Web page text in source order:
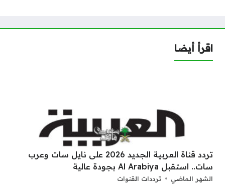
اقرأ أيضا
تردد قناة العربية الجديد 2026 على نايل سات وعرب
سات.. استقبل Al Arabiya بجودة عالية
الشهر الماضي ترددات القنوات